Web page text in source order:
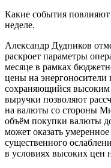
Какие события
неделе.
Александр Дудников
раскроет параметры
месяце в рамках
цены на энергоносители
сохраняющийся
выручки позволяют
на валюты со стороны
объём покупки валюты
может оказать
существенного
в условиях высоких цен